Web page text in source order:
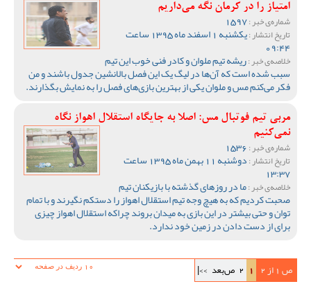
امتیاز را در کرمان نگه می‌داریم
شماره‌ی خبر :
تاریخ انتشار : یکشنبه 1 اسفند ماه 1395 ساعت
09:44
خلاصه‌ی خبر :ریشه تیم ملوان و کادر فنی خوب این تیم
سبب شده است که آن‌ها در لیگ یک این فصل بالانشین جدول باشند و من
فکر می‌کنم مس و ملوان یکی از بهترین بازی‌های فصل را به نمایش بگذارند.
مربی تیم فوتبال مس: اصلا به جایگاه استقلال اهواز نگاه
نمی‌کنیم
شماره‌ی خبر :
تاریخ انتشار : دوشنبه 11 بهمن ماه 1395 ساعت
13:37
خلاصه‌ی خبر :ما در روزهای گذشته با بازیکنان تیم
صحبت کردیم که به هیچ وجه تیم استقلال اهواز را دستکم نگیرند و با تمام
توان و حتی بیشتر در این بازی به میدان بروند چراکه استقلال اهواز چیزی
برای از دست دادن در زمین خود ندارد.
ص 1 از 2 1
2 ص‌بعد >>|